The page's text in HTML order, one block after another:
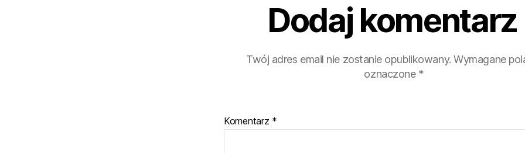
Dodaj komentarz
Twój adres email nie zostanie opublikowany. Wymagane
oznaczone *
Komentarz *